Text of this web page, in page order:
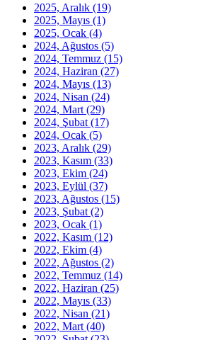
2025, Aralık (19)
2025, Mayıs (1)
2025, Ocak (4)
2024, Ağustos (5)
2024, Temmuz (15)
2024, Haziran (27)
2024, Mayıs (13)
2024, Nisan (24)
2024, Mart (29)
2024, Şubat (17)
2024, Ocak (5)
2023, Aralık (29)
2023, Kasım (33)
2023, Ekim (24)
2023, Eylül (37)
2023, Ağustos (15)
2023, Şubat (2)
2023, Ocak (1)
2022, Kasım (12)
2022, Ekim (4)
2022, Ağustos (2)
2022, Temmuz (14)
2022, Haziran (25)
2022, Mayıs (33)
2022, Nisan (21)
2022, Mart (40)